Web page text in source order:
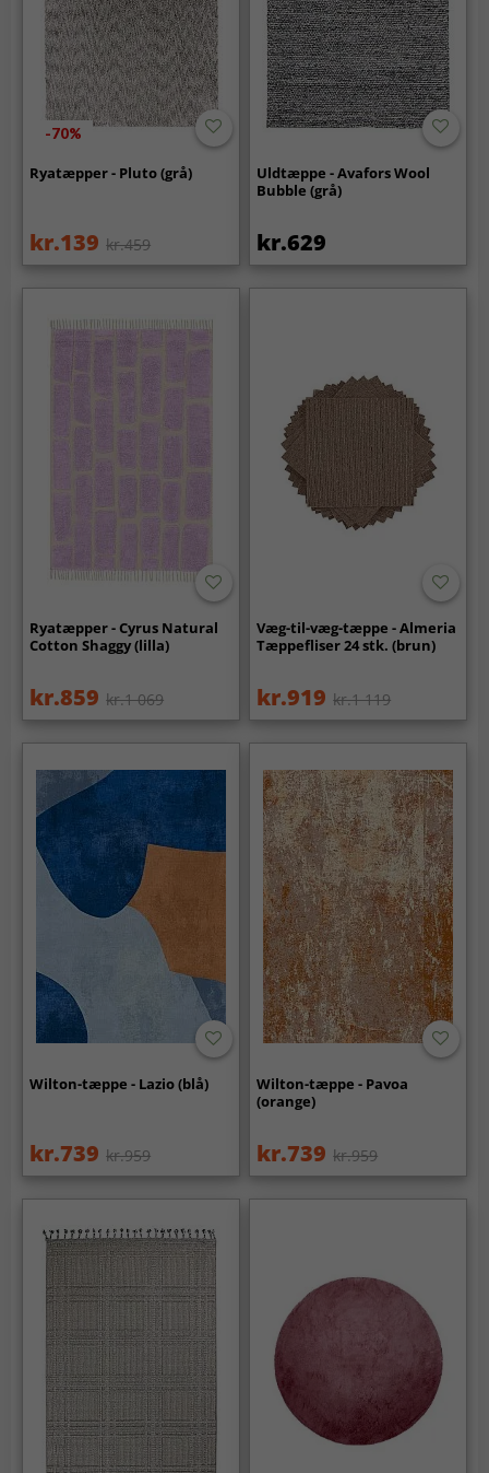
-70%
Ryatæpper - Pluto (grå)
kr.139 kr.459
Uldtæppe - Avafors Wool
Bubble (grå)
kr.629
Ryatæpper - Cyrus Natural
Cotton Shaggy (lilla)
kr.859 kr.1 069
Væg-til-væg-tæppe - Almeria
Tæppefliser 24 stk. (brun)
kr.919 kr.1 119
Wilton-tæppe - Lazio (blå)
kr.739 kr.959
Wilton-tæppe - Pavoa
(orange)
kr.739 kr.959